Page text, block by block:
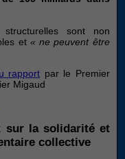
sont non
et « ne peuvent être
rapport par le Premier
Migaud
sur la solidarité et
collective
et la
structure du
fonction de
la manière